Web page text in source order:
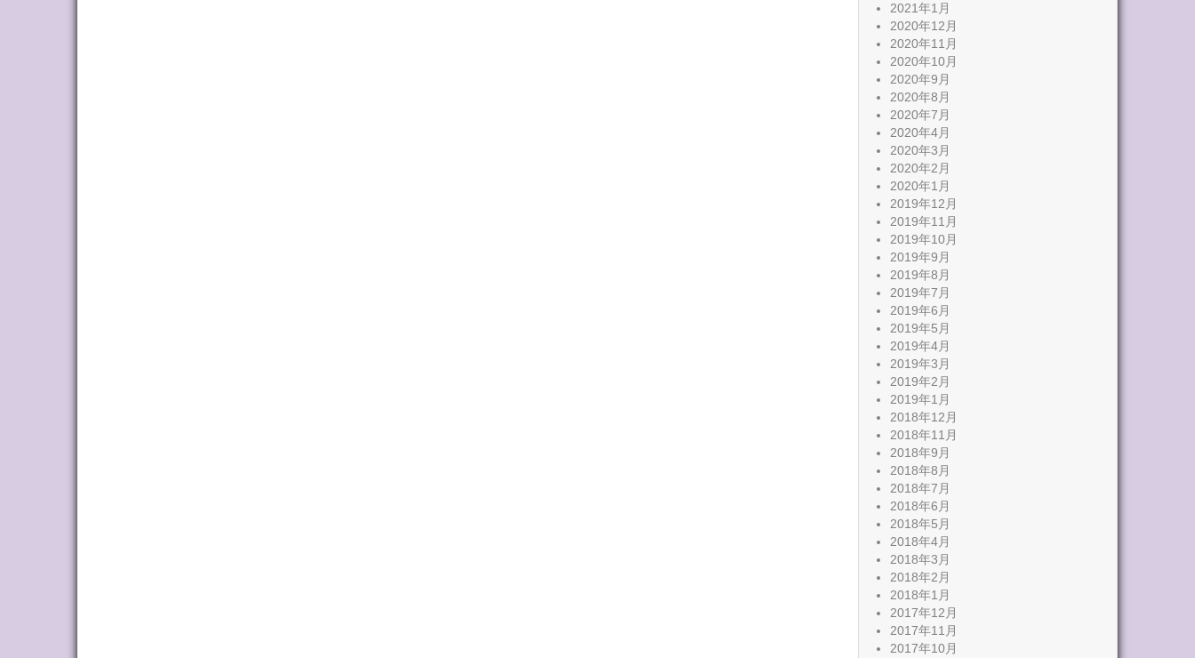
2021年1月
2020年12月
2020年11月
2020年10月
2020年9月
2020年8月
2020年7月
2020年4月
2020年3月
2020年2月
2020年1月
2019年12月
2019年11月
2019年10月
2019年9月
2019年8月
2019年7月
2019年6月
2019年5月
2019年4月
2019年3月
2019年2月
2019年1月
2018年12月
2018年11月
2018年9月
2018年8月
2018年7月
2018年6月
2018年5月
2018年4月
2018年3月
2018年2月
2018年1月
2017年12月
2017年11月
2017年10月